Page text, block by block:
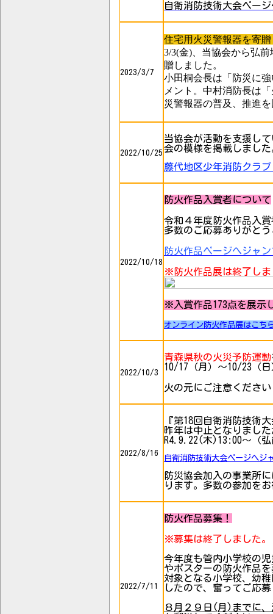
自衛消防技術大会ペー
2023/3/7
住宅用火災警報器を寄
3/3(金)、当協会から弘
贈しました。
小田桐会長は「防災に
メント。中村消防長は
災警報器の普及、推進
2022/10/25
当協会が活動を支援し
会の模様を掲載しました
藤代地区少年消防クラ
2022/10/18
防火作品入賞者について
令和４年度防火作品入
多数のご応募ありがと
防火作品ページへジャン
※防火作品展は終了しま
※入賞作品173点を展示
オンライン防火作品展はこち
2022/10/3
青森県秋の火災予防運動
10/17（月）～10/23（日
火の元にご注意ください
2022/8/16
『第18回自衛消防技
昨年は中止となりまし
R4.9.22(木)13:00～（
自衛消防技術大会ページへジ
防災協会加入の事業所
ります。 多数の参加を
2022/7/11
防火作品募集！
※募集は終了しました。
今年度も管内小学校の
やポスターの防火作品
対象となる小学校、幼
したので、奮ってご応
８月２９日(月)までに